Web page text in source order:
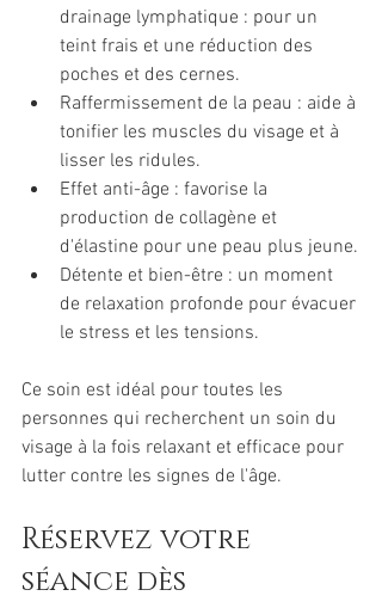
drainage lymphatique : pour un
teint frais et une réduction des
poches et des cernes.
Raffermissement de la peau : aide à
tonifier les muscles du visage et à
lisser les ridules.
Effet anti-âge : favorise la
production de collagène et
d'élastine pour une peau plus jeune.
Détente et bien-être : un moment
de relaxation profonde pour évacuer
le stress et les tensions.
Ce soin est idéal pour toutes les
personnes qui recherchent un soin du
visage à la fois relaxant et efficace pour
lutter contre les signes de l'âge.
Réservez votre
séance dès